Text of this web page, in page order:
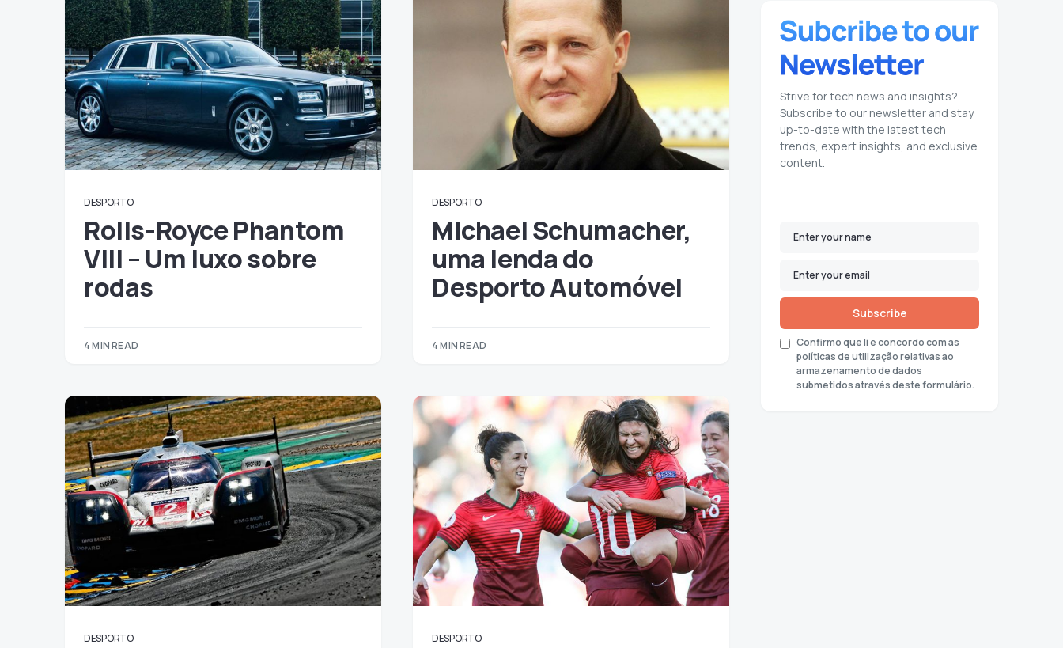
DESPORTO
Rolls-Royce Phantom
VIII – Um luxo sobre
rodas
4 MIN READ
DESPORTO
Michael Schumacher,
uma lenda do
Desporto Automóvel
4 MIN READ
DESPORTO DESPORTO
Strive for tech news and insights?
Subscribe to our newsletter and stay
up-to-date with the latest tech
trends, expert insights, and exclusive
content.
Subscribe
Confirmo que li e concordo com as
políticas de utilização relativas ao
armazenamento de dados
submetidos através deste formulário.